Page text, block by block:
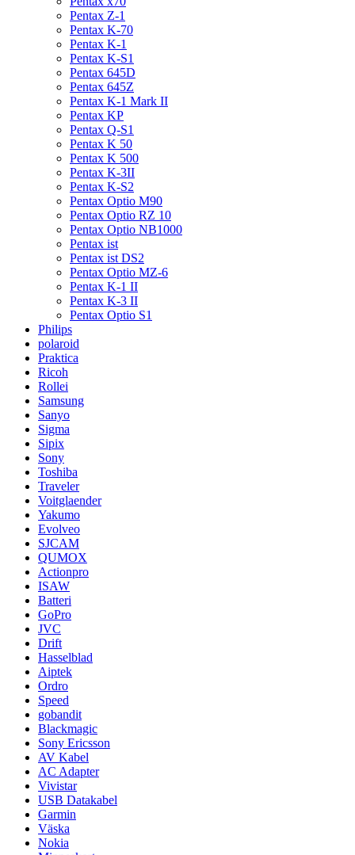
Pentax Z-1
Pentax K-70
Pentax K-1
Pentax K-S1
Pentax 645D
Pentax 645Z
Pentax K-1 Mark II
Pentax KP
Pentax Q-S1
Pentax K 50
Pentax K 500
Pentax K-3II
Pentax K-S2
Pentax Optio M90
Pentax Optio RZ 10
Pentax Optio NB1000
Pentax ist
Pentax ist DS2
Pentax Optio MZ-6
Pentax K-1 II
Pentax K-3 II
Pentax Optio S1
Philips
polaroid
Praktica
Ricoh
Rollei
Samsung
Sanyo
Sigma
Sipix
Sony
Toshiba
Traveler
Voitglaender
Yakumo
Evolveo
SJCAM
QUMOX
Actionpro
ISAW
Batteri
GoPro
JVC
Drift
Hasselblad
Aiptek
Ordro
Speed
gobandit
Blackmagic
Sony Ericsson
AV Kabel
AC Adapter
Vivistar
USB Datakabel
Garmin
Väska
Nokia